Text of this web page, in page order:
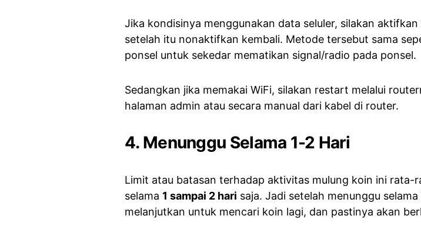
Jika kondisinya menggunakan data seluler, silakan
setelah itu nonaktifkan kembali. Metode tersebut sama
ponsel untuk sekedar mematikan signal/radio pada ponsel.
Sedangkan jika memakai WiFi, silakan restart melalui
halaman admin atau secara manual dari kabel di router.
4. Menunggu Selama 1-2 Hari
Limit atau batasan terhadap aktivitas mulung koin ini rata-
selama 1 sampai 2 hari saja. Jadi setelah menunggu
melanjutkan untuk mencari koin lagi, dan pastinya akan